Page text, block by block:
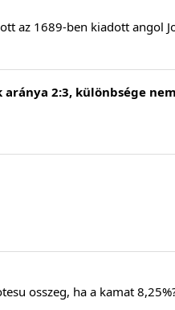
az 1689-ben kiadott angol
2:3, különbsége
osszeg, ha a kamat